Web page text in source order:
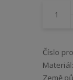
Číslo
Materiál:
Země